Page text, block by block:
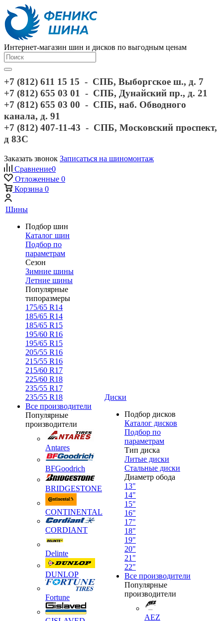
Интернет-магазин шин и дисков по выгодным ценам
+7 (812) 611 15 15 - СПБ, Выборгское ш., д. 7
+7 (812) 655 03 01 - СПБ, Дунайский пр., д. 21
+7 (812) 655 03 00 - СПБ, наб. Обводного
канала, д. 91
+7 (812) 407-11-43 - СПБ, Московский проспект,
д 83С
Заказать звонок Записаться на шиномонтаж
Сравнение0
Отложенные 0
Корзина 0
Шины
Подбор шин
Каталог шин
Подбор по
параметрам
Сезон
Зимние шины
Летние шины
Популярные
типоразмеры
175/65 R14
185/65 R14
185/65 R15
195/60 R16
195/65 R15
205/55 R16
215/55 R16
215/60 R17
225/60 R18
235/55 R17
235/55 R18
Все производители
Популярные
производители
Antares
BFGoodrich
BRIDGESTONE
CONTINENTAL
CORDIANT
Delinte
DUNLOP
Fortune
Диски
Подбор дисков
Каталог дисков
Подбор по
параметрам
Тип диска
Литые диски
Стальные диски
Диаметр обода
13"
14"
15"
16"
17"
18"
19"
20"
21"
22"
Все производители
Популярные
производители
AEZ